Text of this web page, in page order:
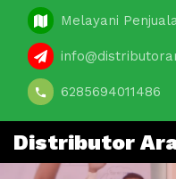
Melayani
6285694011486
Distributor